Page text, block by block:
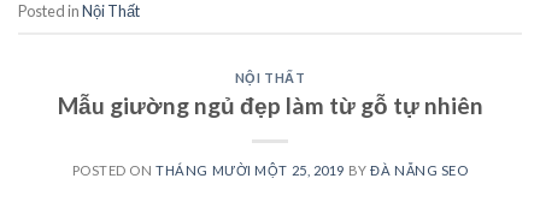
Posted inNội Thất
NỘI THẤT
Mẫu giường ngủ đẹp làm từ gỗ tự nhiên
POSTED ONTHÁNG MƯỜI MỘT 25, 2019 BYĐÀ NẴNG SEO